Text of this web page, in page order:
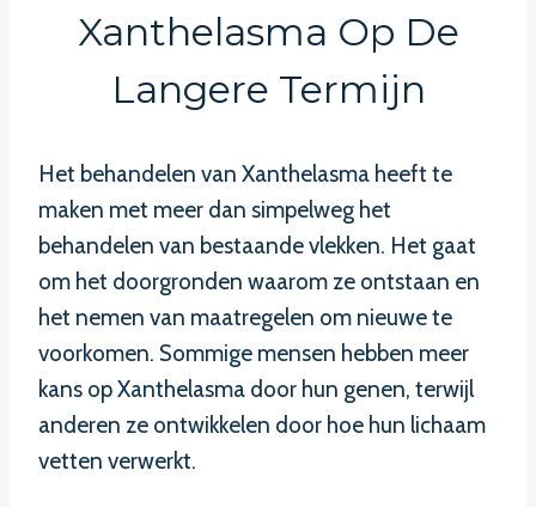
Xanthelasma Op De
Langere Termijn
Het behandelen van Xanthelasma heeft te
maken met meer dan simpelweg het
behandelen van bestaande vlekken. Het gaat
om het doorgronden waarom ze ontstaan en
het nemen van maatregelen om nieuwe te
voorkomen. Sommige mensen hebben meer
kans op Xanthelasma door hun genen, terwijl
anderen ze ontwikkelen door hoe hun lichaam
vetten verwerkt.